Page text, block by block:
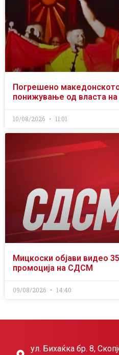
Погрешено
понижување од власта
10/08/2026 11:01
Мицкоски објави видео
промоција на СДСМ
09/08/2026 14:40
ул. Бихаќка бр. 8,